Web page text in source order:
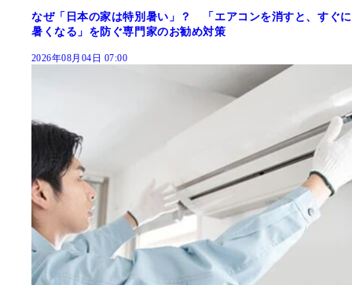
なぜ「日本の家は特別暑い」？ 「エアコンを消すと、すぐに
暑くなる」を防ぐ専門家のお勧め対策
2026年08月04日 07:00